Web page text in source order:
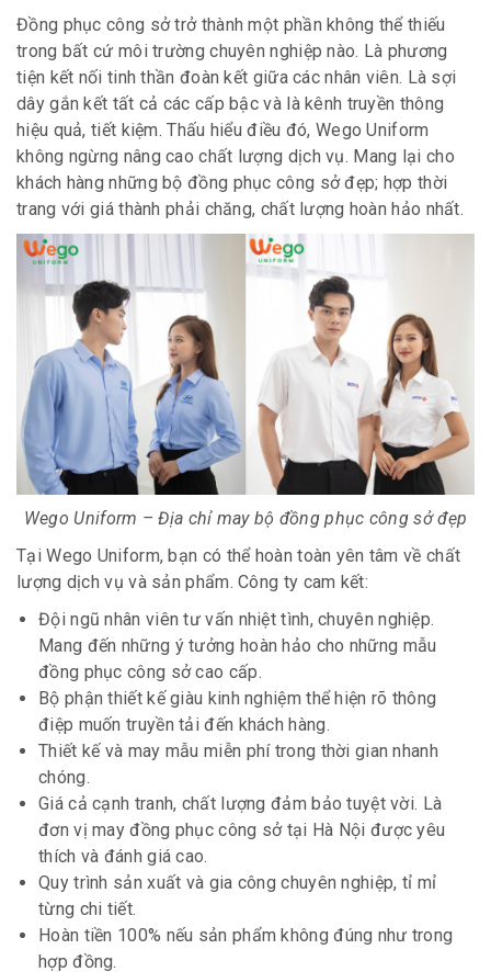
Đồng phục công sở trở thành một phần không thể thiếu
trong bất cứ môi trường chuyên nghiệp nào. Là phương
tiện kết nối tinh thần đoàn kết giữa các nhân viên. Là sợi
dây gắn kết tất cả các cấp bậc và là kênh truyền thông
hiệu quả, tiết kiệm. Thấu hiểu điều đó, Wego Uniform
không ngừng nâng cao chất lượng dịch vụ. Mang lại cho
khách hàng những bộ đồng phục công sở đẹp; hợp thời
trang với giá thành phải chăng, chất lượng hoàn hảo nhất.
Wego Uniform – Địa chỉ may bộ đồng phục công sở đẹp
Tại Wego Uniform, bạn có thể hoàn toàn yên tâm về chất
lượng dịch vụ và sản phẩm. Công ty cam kết:
Đội ngũ nhân viên tư vấn nhiệt tình, chuyên nghiệp.
Mang đến những ý tưởng hoàn hảo cho những mẫu
đồng phục công sở cao cấp.
Bộ phận thiết kế giàu kinh nghiệm thể hiện rõ thông
điệp muốn truyền tải đến khách hàng.
Thiết kế và may mẫu miễn phí trong thời gian nhanh
chóng.
Giá cả cạnh tranh, chất lượng đảm bảo tuyệt vời. Là
đơn vị may đồng phục công sở tại Hà Nội được yêu
thích và đánh giá cao.
Quy trình sản xuất và gia công chuyên nghiệp, tỉ mỉ
từng chi tiết.
Hoàn tiền 100% nếu sản phẩm không đúng như trong
hợp đồng.